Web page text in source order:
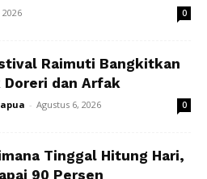
0
Raimuti Bangkitkan
dan Arfak
- Agustus 6, 2026 0
Tinggal Hitung Hari,
90 Persen